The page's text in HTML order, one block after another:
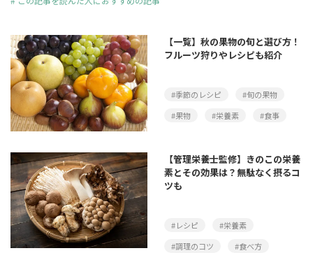
【一覧】秋の果物の旬と選び方！
フルーツ狩りやレシピも紹介
#季節のレシピ
#旬の果物
#果物
#栄養素 #食事
【管理栄養士監修】きのこの栄養
素とその効果は？無駄なく摂るコ
ツも
#レシピ
#栄養素
#調理のコツ
#食べ方